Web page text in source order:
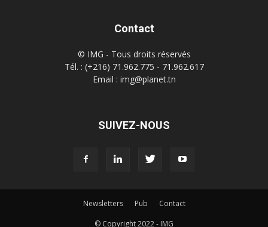
Contact
© IMG - Tous droits réservés
Tél. : (+216) 71.962.775 - 71.962.617
Email : img@planet.tn
SUIVEZ-NOUS
Newsletters Pub
Contact
© Copyright 2022 - IMG